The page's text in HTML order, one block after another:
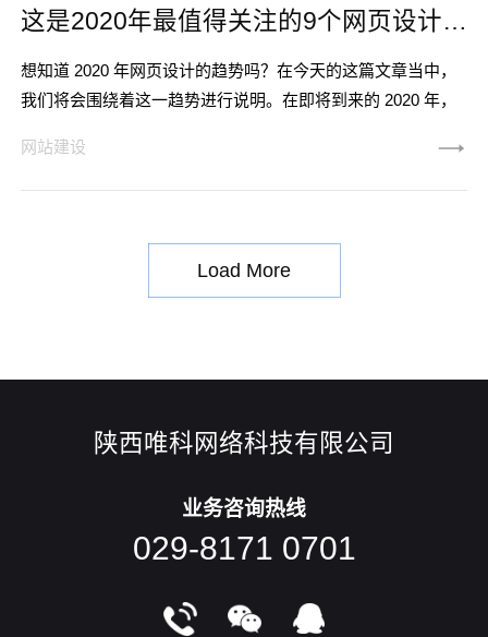
这是2020年最值得关注的9个网页设计趋势
想知道 2020 年网页设计的趋势吗？在今天的这篇文章当中，
我们将会围绕着这一趋势进行说明。在即将到来的 2020 年，
们稍加观察，就会注意到新技术对于现代网页设计的影响，这
些正在生发的新东西会给你留下深刻的印象。下面，我们就具
目前网页设计中一个最重要的趋势，是将图片和简约的2D手绘
网站建设
Load More
陕西唯科网络科技有限公司
业务咨询热线
029-8171 0701